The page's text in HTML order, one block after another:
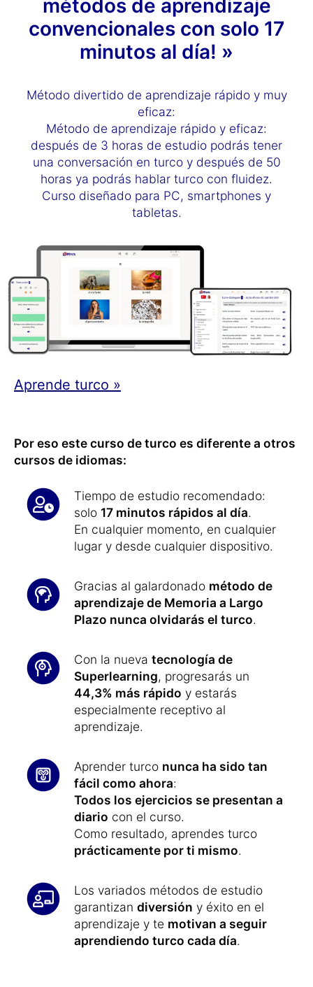
métodos de aprendizaje
convencionales con solo 17
minutos al día! »
Método divertido de aprendizaje rápido y muy
eficaz:
Método de aprendizaje rápido y eficaz:
después de 3 horas de estudio podrás tener
una conversación en turco y después de 50
horas ya podrás hablar turco con fluidez.
Curso diseñado para PC, smartphones y
tabletas.
Aprende turco »
Por eso este curso de turco es diferente a otros
cursos de idiomas:
Tiempo de estudio recomendado:
solo 17 minutos rápidos al día.
En cualquier momento, en cualquier
lugar y desde cualquier dispositivo.
Gracias al galardonado método de
aprendizaje de Memoria a Largo
Plazo nunca olvidarás el turco.
Con la nueva tecnología de
Superlearning, progresarás un
44,3% más rápido y estarás
especialmente receptivo al
aprendizaje.
Aprender turco nunca ha sido tan
fácil como ahora:
Todos los ejercicios se presentan a
diario con el curso.
Como resultado, aprendes turco
prácticamente por ti mismo.
Los variados métodos de estudio
garantizan diversión y éxito en el
aprendizaje y te motivan a seguir
aprendiendo turco cada día.